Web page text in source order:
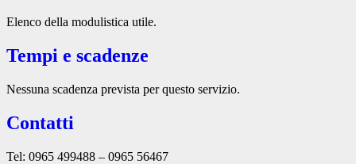
Elenco della modulistica utile.
Tempi e scadenze
Nessuna scadenza prevista per questo servizio.
Contatti
Tel: 0965 499488 – 0965 56467